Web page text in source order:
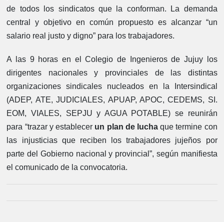
de todos los sindicatos que la conforman. La demanda
central y objetivo en común propuesto es alcanzar “un
salario real justo y digno” para los trabajadores.
A las 9 horas en el Colegio de Ingenieros de Jujuy los
dirigentes nacionales y provinciales de las distintas
organizaciones sindicales nucleados en la Intersindical
(ADEP, ATE, JUDICIALES, APUAP, APOC, CEDEMS, SI.
EOM, VIALES, SEPJU y AGUA POTABLE) se reunirán
para “trazar y establecer un plan de luchaque termine con
las injusticias que reciben los trabajadores jujeños por
parte del Gobierno nacional y provincial”, según manifiesta
el comunicado de la convocatoria.